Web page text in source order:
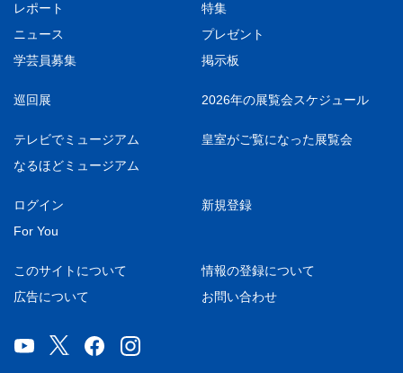
レポート
特集
ニュース
プレゼント
学芸員募集
掲示板
巡回展 2026年の展覧会スケジュール
テレビでミュージアム
皇室がご覧になった展覧会
なるほどミュージアム
ログイン
新規登録
For You
このサイトについて
情報の登録について
広告について
お問い合わせ